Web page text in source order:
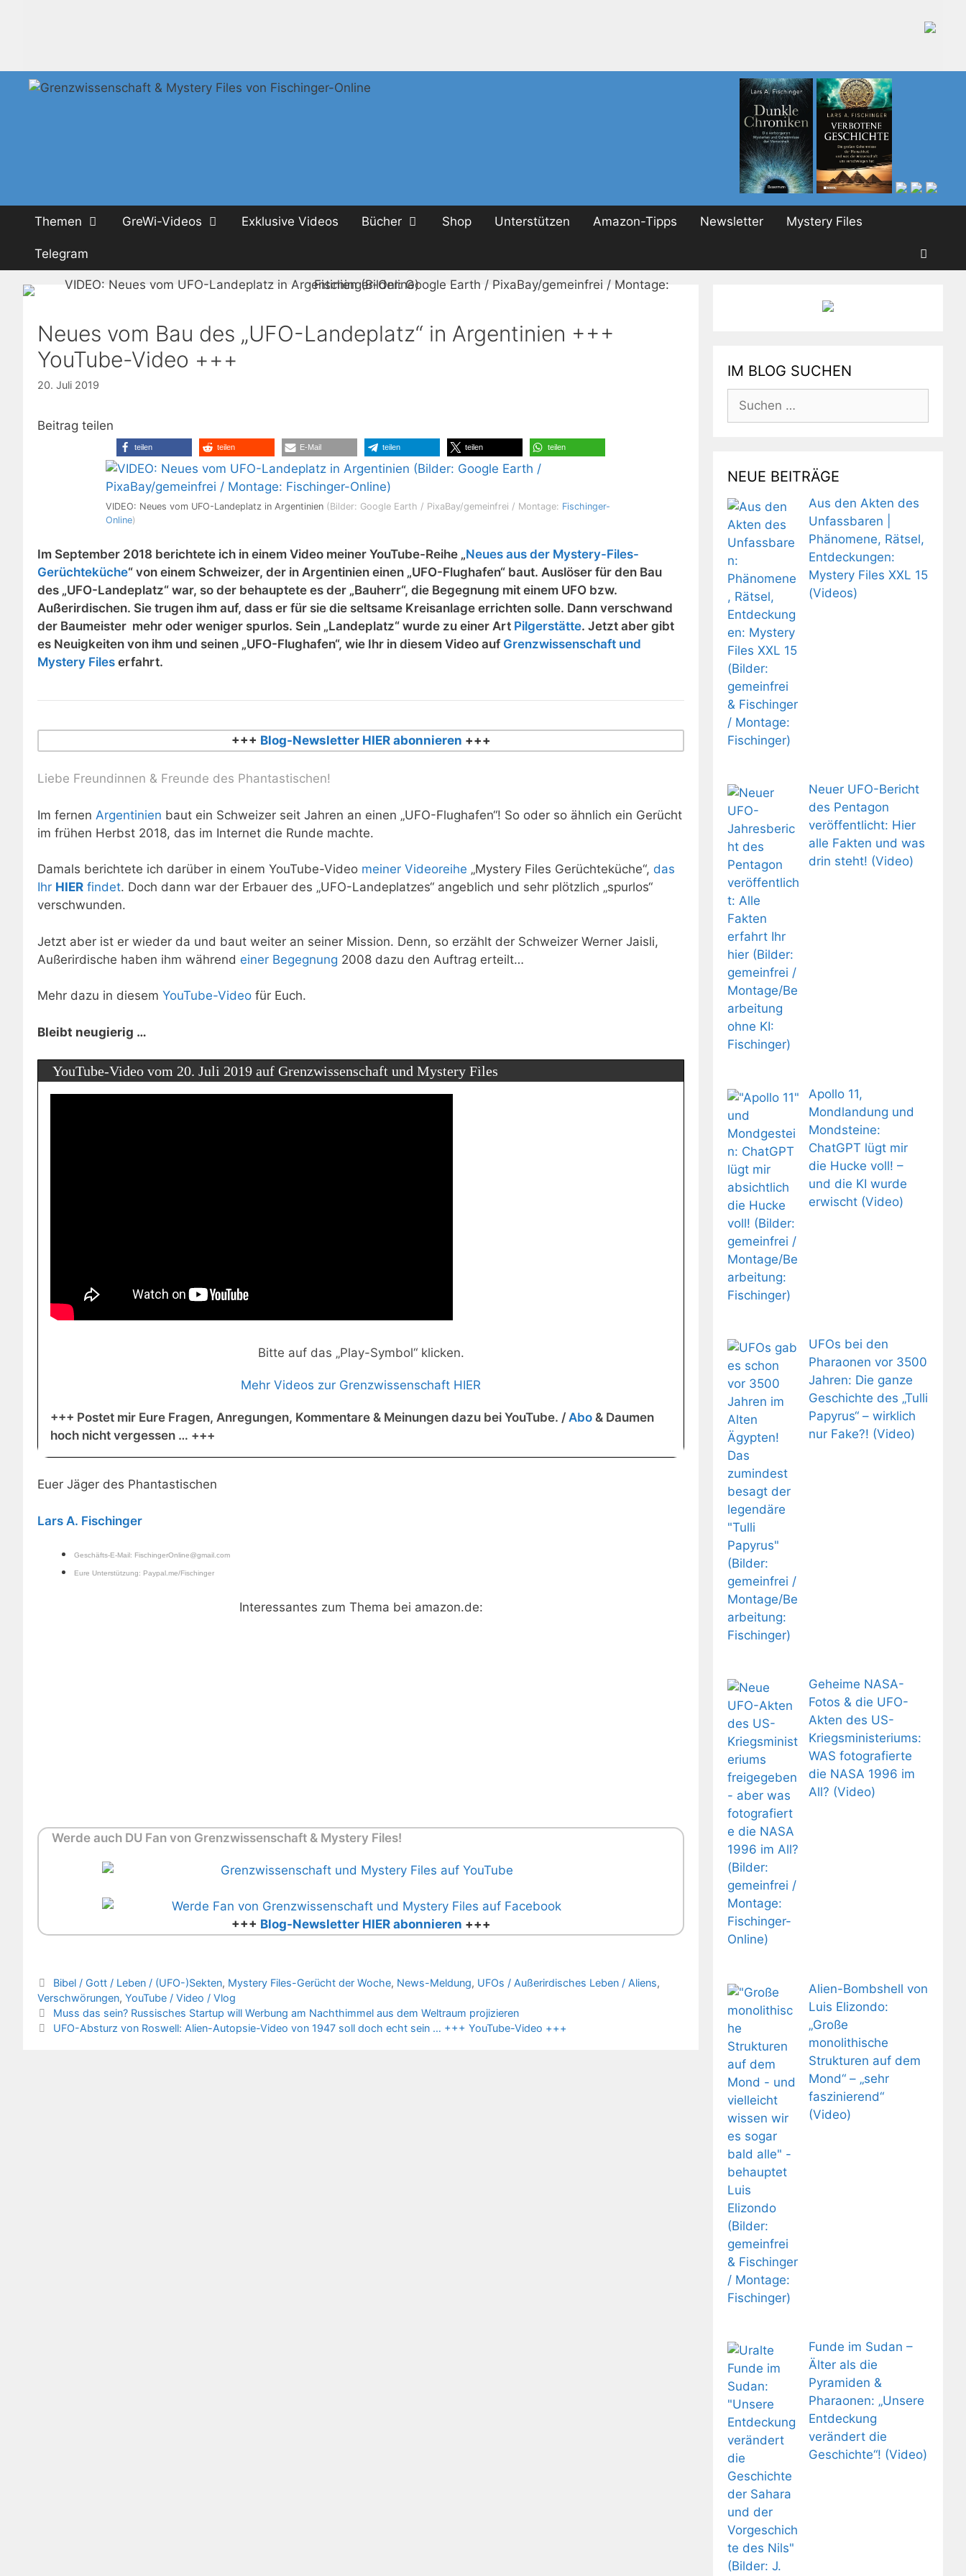
Themen GreWi-Videos Exklusive Videos Bücher Shop Unterstützen Amazon-Tipps Newsletter Mystery Files
Telegram
Neues vom Bau des „UFO-Landeplatz“ in Argentinien +++
YouTube-Video +++
20. Juli 2019
Beitrag teilen
teilen teilen E-Mail teilen teilen teilen
VIDEO: Neues vom UFO-Landeplatz in Argentinien (Bilder: Google Earth / PixaBay/gemeinfrei / Montage: Fischinger-
Online)
Im September 2018 berichtete ich in einem Video meiner YouTube-Reihe „Neues aus der Mystery-Files-
Gerüchteküche“ von einem Schweizer, der in Argentinien einen „UFO-Flughafen“ baut. Auslöser für den Bau
des „UFO-Landeplatz“ war, so der behauptete es der „Bauherr“, die Begegnung mit einem UFO bzw.
Außerirdischen. Sie trugen ihm auf, dass er für sie die seltsame Kreisanlage errichten solle. Dann verschwand
der Baumeister mehr oder weniger spurlos. Sein „Landeplatz“ wurde zu einer Art Pilgerstätte. Jetzt aber gibt
es Neuigkeiten von ihm und seinen „UFO-Flughafen“, wie Ihr in diesem Video auf Grenzwissenschaft und
Mystery Files erfahrt.
+++ Blog-Newsletter HIER abonnieren +++
Liebe Freundinnen & Freunde des Phantastischen!
Im fernen Argentinien baut ein Schweizer seit Jahren an einen „UFO-Flughafen“! So oder so ähnlich ein Gerücht
im frühen Herbst 2018, das im Internet die Runde machte.
Damals berichtete ich darüber in einem YouTube-Video meiner Videoreihe „Mystery Files Gerüchteküche“, das
Ihr HIER findet. Doch dann war der Erbauer des „UFO-Landeplatzes“ angeblich und sehr plötzlich „spurlos“
verschwunden.
Jetzt aber ist er wieder da und baut weiter an seiner Mission. Denn, so erzählt der Schweizer Werner Jaisli,
Außerirdische haben ihm während einer Begegnung 2008 dazu den Auftrag erteilt…
Mehr dazu in diesem YouTube-Video für Euch.
Bleibt neugierig …
YouTube-Video vom 20. Juli 2019 auf Grenzwissenschaft und Mystery Files
Bitte auf das „Play-Symbol“ klicken.
Mehr Videos zur Grenzwissenschaft HIER
+++ Postet mir Eure Fragen, Anregungen, Kommentare & Meinungen dazu bei YouTube. / Abo & Daumen
hoch nicht vergessen … +++
Euer Jäger des Phantastischen
Lars A. Fischinger
Geschäfts-E-Mail: FischingerOnline@gmail.com
Eure Unterstützung: Paypal.me/Fischinger
Interessantes zum Thema bei amazon.de:
Werde auch DU Fan von Grenzwissenschaft & Mystery Files!
+++ Blog-Newsletter HIER abonnieren +++
Kategorien
Bibel / Gott / Leben / (UFO-)Sekten, Mystery Files-Gerücht der Woche, News-Meldung, UFOs / Außerirdisches Leben / Aliens,
Verschwörungen, YouTube / Video / Vlog
Muss das sein? Russisches Startup will Werbung am Nachthimmel aus dem Weltraum projizieren
UFO-Absturz von Roswell: Alien-Autopsie-Video von 1947 soll doch echt sein … +++ YouTube-Video +++
IM BLOG SUCHEN
Suchen
nach:
NEUE BEITRÄGE
Aus den Akten des
Unfassbaren |
Phänomene, Rätsel,
Entdeckungen:
Mystery Files XXL 15
(Videos)
Neuer UFO-Bericht
des Pentagon
veröffentlicht: Hier
alle Fakten und was
drin steht! (Video)
Apollo 11,
Mondlandung und
Mondsteine:
ChatGPT lügt mir
die Hucke voll! –
und die KI wurde
erwischt (Video)
UFOs bei den
Pharaonen vor 3500
Jahren: Die ganze
Geschichte des „Tulli
Papyrus“ – wirklich
nur Fake?! (Video)
Geheime NASA-
Fotos & die UFO-
Akten des US-
Kriegsministeriums:
WAS fotografierte
die NASA 1996 im
All? (Video)
Alien-Bombshell von
Luis Elizondo:
„Große
monolithische
Strukturen auf dem
Mond“ – „sehr
faszinierend“
(Video)
Funde im Sudan –
Älter als die
Pyramiden &
Pharaonen: „Unsere
Entdeckung
verändert die
Geschichte“! (Video)